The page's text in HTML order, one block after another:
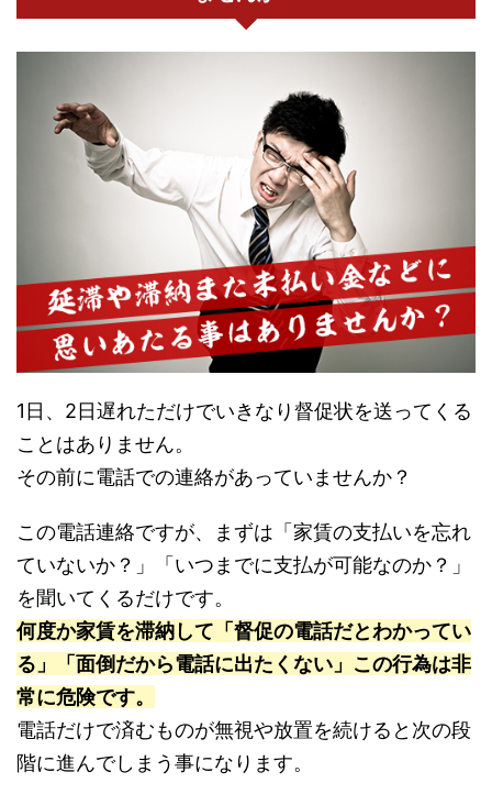
1日、2日遅れただけでいきなり督促状を送ってくる
ことはありません。
その前に電話での連絡があっていませんか？
この電話連絡ですが、まずは「家賃の支払いを忘れ
ていないか？」「いつまでに支払が可能なのか？」
を聞いてくるだけです。
何度か家賃を滞納して「督促の電話だとわかってい
る」「面倒だから電話に出たくない」この行為は非
常に危険です。
電話だけで済むものが無視や放置を続けると次の段
階に進んでしまう事になります。